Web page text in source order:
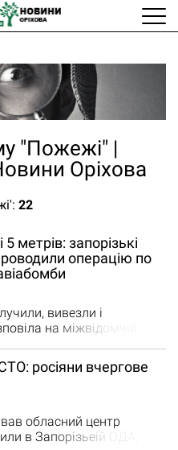
"Пожежі" |
Оріхова
22
метрів: запорізькі
операцію по
вивезли і
на міжвідомчій
України у Запорізькій
чергового ворожого
величезний металевий
який упав прямо біля
росіяни вчергове
обласний центр
в Запорізьеій ОДА,